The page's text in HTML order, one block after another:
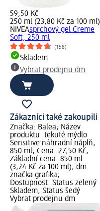
59,50 Kč
250 ml (23,80 Kč za 100 ml)
NIVEAsprchový gel Creme
Soft, 250 ml
(158)
Skladem
Vybrat prodejnu dm
Zákazníci také zakoupili
Značka: Balea; Název
produktu: tekuté mýdlo
Sensitive náhradní náplň,
850 ml; Cena: 27,50 Kč;
Základní cena: 850 ml
(3,24 Kč za 100 ml); dm
značka grafika;
Dostupnost: Status zelený
Skladem, Status šedý
Vybrat prodejnu dm